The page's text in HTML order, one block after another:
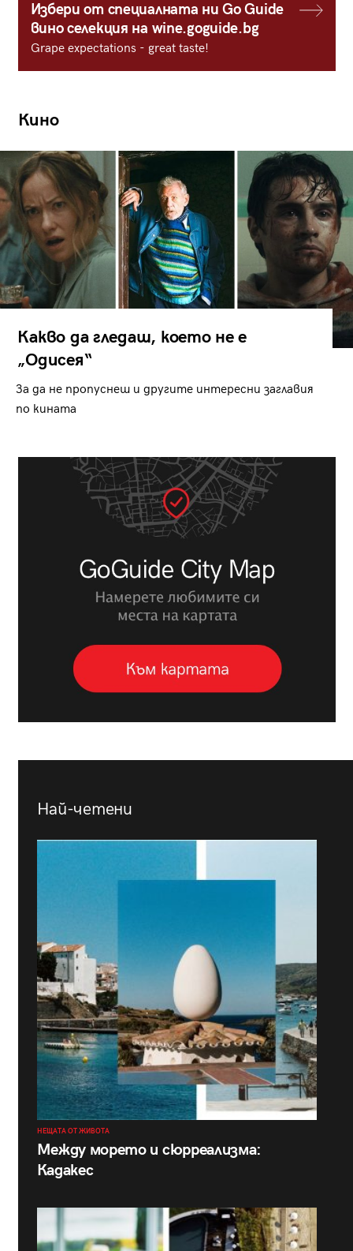
Избери от специалната ни Go Guide
вино селекция на wine.goguide.bg
Grape expectations - great taste!
Кино
Какво да гледаш, което не е
„Одисея“
За да не пропуснеш и другите интересни заглавия
по кината
Най-четени
НЕЩАТА ОТ ЖИВОТА
Между морето и сюрреализма:
Кадакес